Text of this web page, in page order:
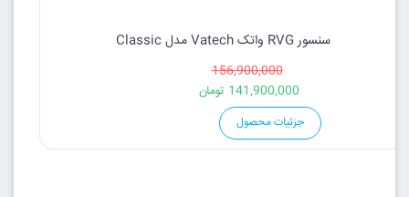
سنسور RVG واتک Vatech مدل Classic
156,900,000
141,900,000 تومان
جزئیات محصول